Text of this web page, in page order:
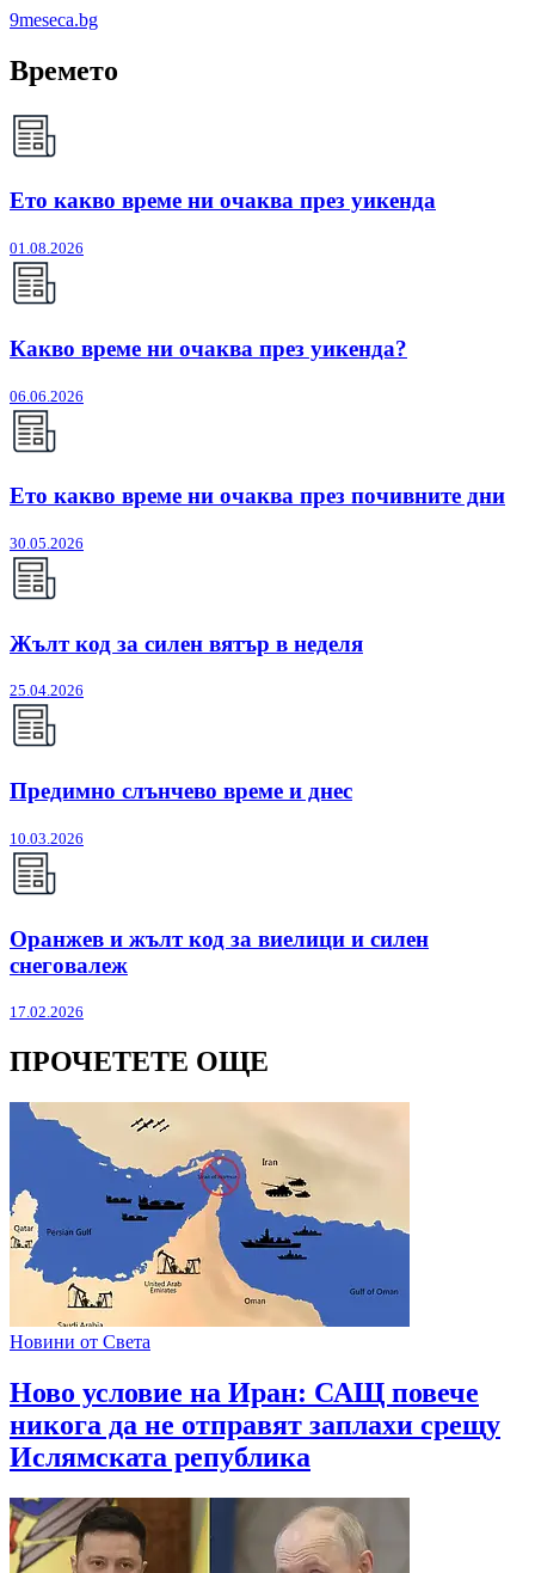
9meseca.bg
Времето
Ето какво време ни очаква през уикенда
01.08.2026
Какво време ни очаква през уикенда?
06.06.2026
Ето какво време ни очаква през почивните дни
30.05.2026
Жълт код за силен вятър в неделя
25.04.2026
Предимно слънчево време и днес
10.03.2026
Оранжев и жълт код за виелици и силен
снеговалеж
17.02.2026
ПРОЧЕТЕТЕ ОЩЕ
Новини от Света
Ново условие на Иран: САЩ повече
никога да не отправят заплахи срещу
Ислямската република